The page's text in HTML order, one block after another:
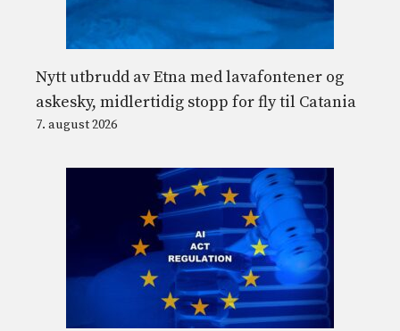
Nytt utbrudd av Etna med lavafontener og
askesky, midlertidig stopp for fly til Catania
7. august 2026